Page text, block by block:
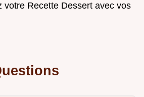
votre Recette Dessert avec vos